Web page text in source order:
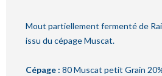
Mout partiellement fermenté de
issu du cépage Muscat.
Cépage : 80 Muscat petit Grain